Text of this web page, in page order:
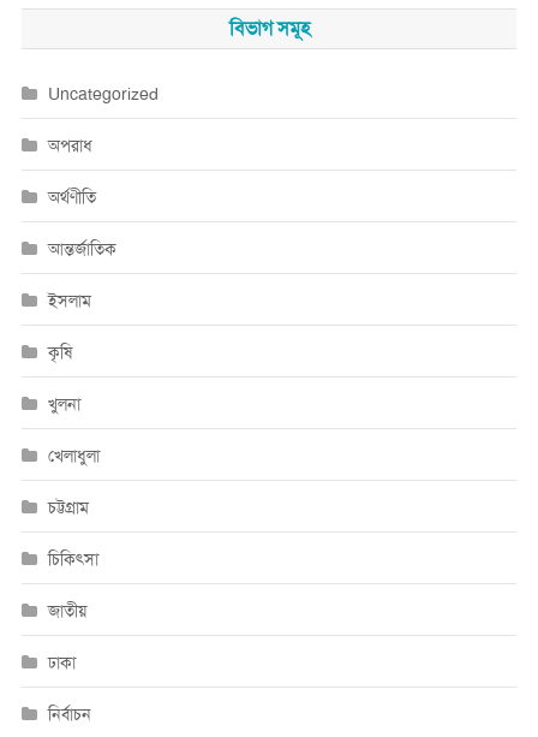
বিভাগ সমূহ
Uncategorized
অপরাধ
অর্থণীতি
আন্তর্জাতিক
ইসলাম
কৃষি
খুলনা
খেলাধুলা
চট্টগ্রাম
চিকিৎসা
জাতীয়
ঢাকা
নির্বাচন